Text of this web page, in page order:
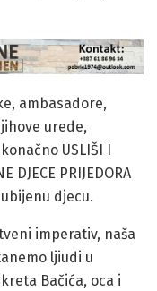
ambasadore,
urede,
USLIŠI I
DJECE PRIJEDORA
djecu.
imperativ, naša
ljiudi u
Bačića, oca i